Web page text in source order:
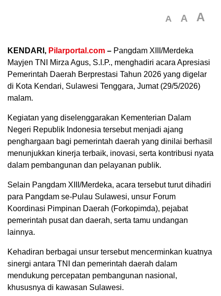
A A A
KENDARI, Pilarportal.com – Pangdam XIII/Merdeka
Mayjen TNI Mirza Agus, S.I.P., menghadiri acara Apresiasi
Pemerintah Daerah Berprestasi Tahun 2026 yang digelar
di Kota Kendari, Sulawesi Tenggara, Jumat (29/5/2026)
malam.
Kegiatan yang diselenggarakan Kementerian Dalam
Negeri Republik Indonesia tersebut menjadi ajang
penghargaan bagi pemerintah daerah yang dinilai berhasil
menunjukkan kinerja terbaik, inovasi, serta kontribusi nyata
dalam pembangunan dan pelayanan publik.
Selain Pangdam XIII/Merdeka, acara tersebut turut dihadiri
para Pangdam se-Pulau Sulawesi, unsur Forum
Koordinasi Pimpinan Daerah (Forkopimda), pejabat
pemerintah pusat dan daerah, serta tamu undangan
lainnya.
Kehadiran berbagai unsur tersebut mencerminkan kuatnya
sinergi antara TNI dan pemerintah daerah dalam
mendukung percepatan pembangunan nasional,
khususnya di kawasan Sulawesi.